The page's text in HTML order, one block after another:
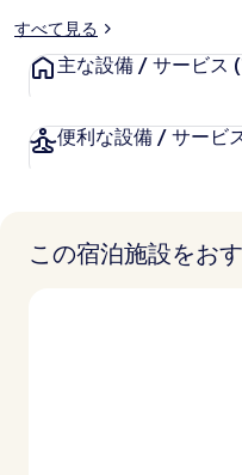
ーすべて見る
主な設備 / サービス
便利な設備 / サービ
この宿泊施設をお